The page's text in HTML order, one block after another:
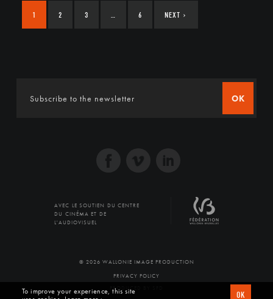
1 2 3 … 6 NEXT ›
OK
AVEC LE SOUTIEN DU CENTRE
DU CINÉMA ET DE
L'AUDIOVISUEL
© 2026 WALLONIE IMAGE PRODUCTION
PRIVACY POLICY
PRODUCED BY SFD
To improve your experience, this site
OK